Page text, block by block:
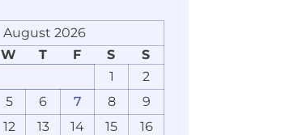
August 2026
W T F S
S
1
2
5 6 7 8
9
12 13 14 15
16